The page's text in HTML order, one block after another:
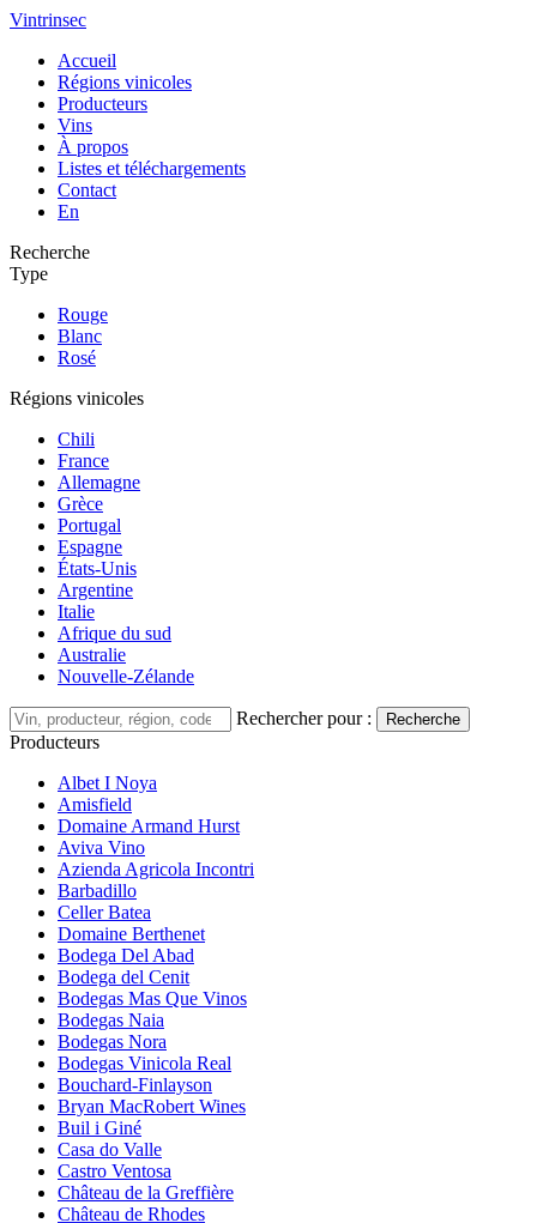
Vintrinsec
Accueil
Régions vinicoles
Producteurs
Vins
À propos
Listes et téléchargements
Contact
En
Recherche
Type
Rouge
Blanc
Rosé
Régions vinicoles
Chili
France
Allemagne
Grèce
Portugal
Espagne
États-Unis
Argentine
Italie
Afrique du sud
Australie
Nouvelle-Zélande
Rechercher pour : Recherche
Producteurs
Albet I Noya
Amisfield
Domaine Armand Hurst
Aviva Vino
Azienda Agricola Incontri
Barbadillo
Celler Batea
Domaine Berthenet
Bodega Del Abad
Bodega del Cenit
Bodegas Mas Que Vinos
Bodegas Naia
Bodegas Nora
Bodegas Vinicola Real
Bouchard-Finlayson
Bryan MacRobert Wines
Buil i Giné
Casa do Valle
Castro Ventosa
Château de la Greffière
Château de Rhodes